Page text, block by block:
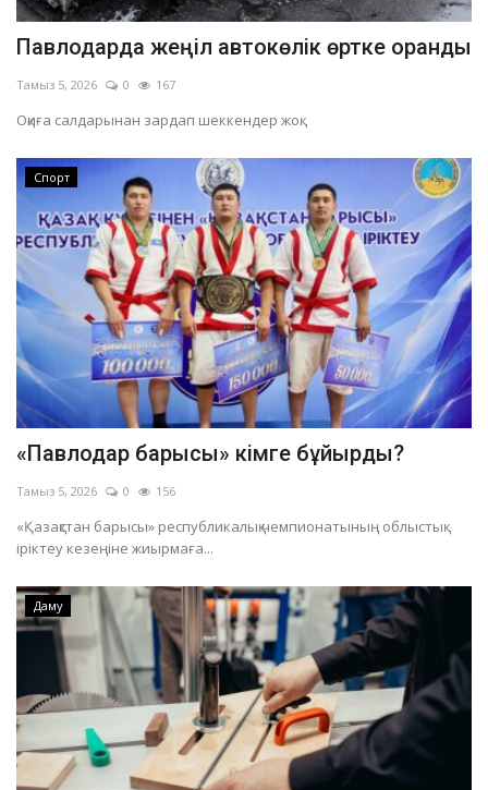
Павлодарда жеңіл автокөлік өртке оранды
Тамыз 5, 2026 0 167
Оқиға салдарынан зардап шеккендер жоқ.
Спорт
«Павлодар барысы» кімге бұйырды?
Тамыз 5, 2026 0 156
«Қазақстан барысы» республикалық чемпионатының облыстық
іріктеу кезеңіне жиырмаға...
Даму